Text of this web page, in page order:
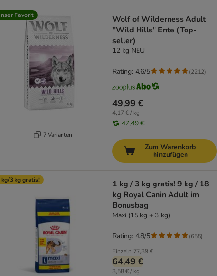
Favorit
7 Varianten
Wolf of Wilderness Adult
"Wild Hills" Ente (Top-
seller)
12 kg NEU
49,99 €
4,17 € / kg
47,49 €
Rating: 4.6/5 (2212)
Zum Warenkorb
hinzufügen
kg/3 kg gratis!
1 kg / 3 kg gratis! 9 kg / 18
kg Royal Canin Adult im
Bonusbag
Maxi (15 kg + 3 kg)
Einzeln 77,39 €
64,49 €
3,58 € / kg
Rating: 4.8/5 (655)